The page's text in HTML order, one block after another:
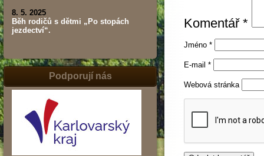
8. 5. 2025
Běh rodičů s dětmi „Po stopách
jezdectví“.
Podporují nás
Komentář *
Jméno *
E-mail *
Webová stránka